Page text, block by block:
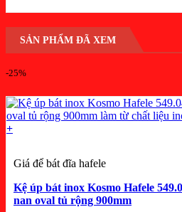
hiện
tại
2.597.100₫.
SẢN PHẨM ĐÃ XEM
-25%
+
Giá để bát đĩa hafele
Kệ úp bát inox Kosmo Hafele
nan oval tủ rộng 900mm